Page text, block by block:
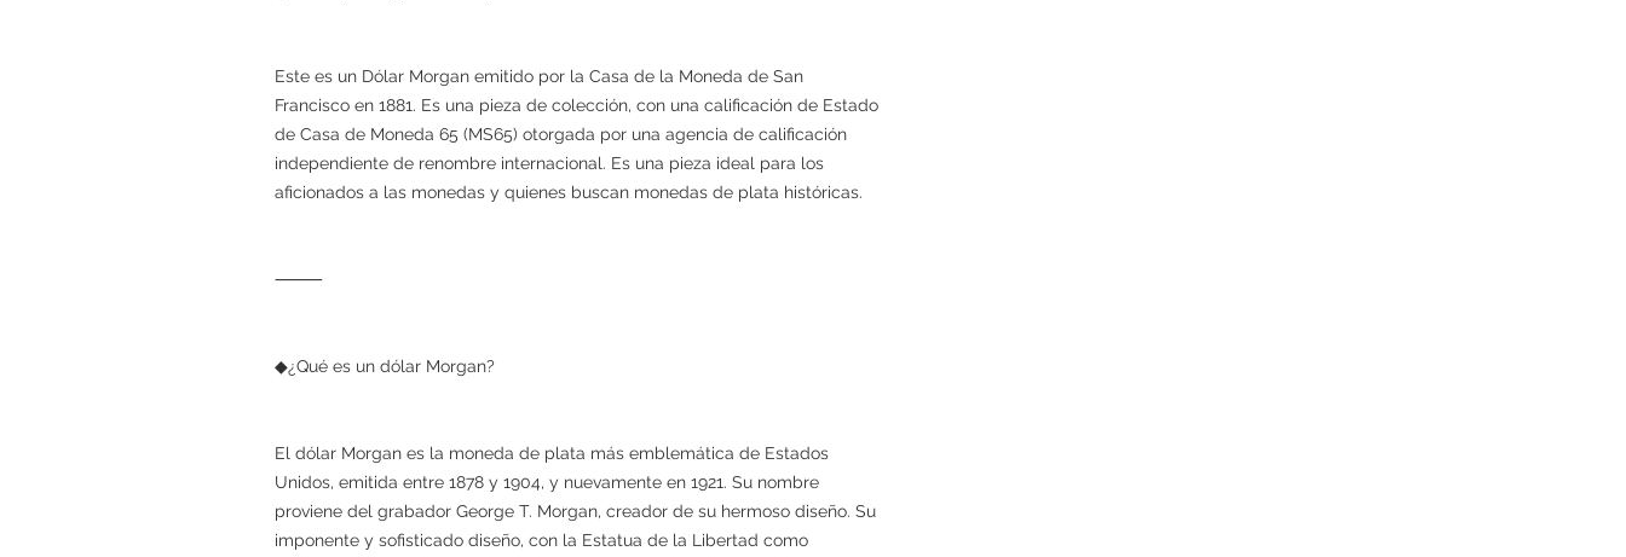
Este es un Dólar Morgan emitido por la Casa de la Moneda de San
Francisco en 1881. Es una pieza de colección, con una calificación de Estado
de Casa de Moneda 65 (MS65) otorgada por una agencia de calificación
independiente de renombre internacional. Es una pieza ideal para los
aficionados a las monedas y quienes buscan monedas de plata históricas.
⸻
◆¿Qué es un dólar Morgan?
El dólar Morgan es la moneda de plata más emblemática de Estados
Unidos, emitida entre 1878 y 1904, y nuevamente en 1921. Su nombre
proviene del grabador George T. Morgan, creador de su hermoso diseño. Su
imponente y sofisticado diseño, con la Estatua de la Libertad como